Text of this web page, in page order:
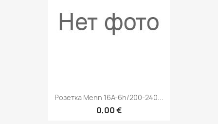
Розетка Menn 16A-6h/200-240...
0,00 €